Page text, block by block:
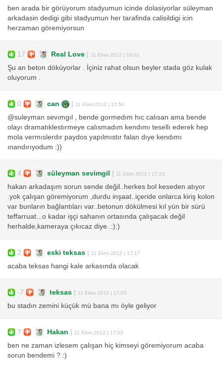
ben arada bir görüyorum stadyumun icinde dolasiyorlar süleyman
arkadasin dedigi gibi stadyumun her tarafinda calisildigi icin
herzaman göremiyorsun
17 Real Love | 11 Ekim 2012 | 18:01
Şu an beton döküyorlar . İçiniz rahat olsun beyler stada göz kulak
oluyorum .
0 can | 11 Ekim 2012 | 17:54
@suleyman sevımgıl , bende gormedım hıc calısan ama bende
olayı dramatıklestırmeye calısmadım kendımı tesellı ederek hep
mola vermıslerdır paydos yapılmıstır falan dıye kendımı
ınandırıyodum :))
4 süleyman sevimgil | 11 Ekim 2012 | 17:23
hakan arkadaşım sorun sende değil..herkes bol keseden atıyor
.yok çalışan göremiyorum ,durdu inşaat..içeride onlarca kiriş kolon
var bunların bağlantıları var..betonun dökülmesi kıl yün bir sürü
teffarruat...o kadar işçi sahanın ortasında çalışacak değil
herhalde,kameraya çıkıcaz diye..:):)
2 eski teksas | 11 Ekim 2012 | 17:17
acaba teksas hangi kale arkasında olacak
-7 teksas | 11 Ekim 2012 | 17:05
bu stadın zemini küçük mü bana mı öyle geliyor
7 Hakan | 11 Ekim 2012 | 17:03
ben ne zaman izlesem çalışan hiç kimseyi göremiyorum acaba
sorun bendemi ? :)